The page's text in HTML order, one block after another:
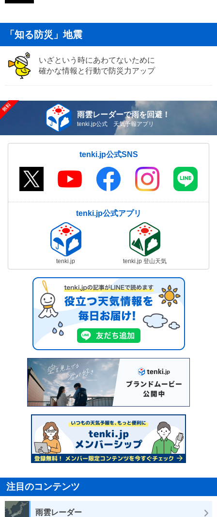
「知る防災」地震
いざという時にあわてないために
確かな情報と行動で防災力アップ
雨雲レーダーで雨を回避！
tenki.jp公式 天気予報アプリ
tenki.jp公式SNS
tenki.jp公式アプリ
tenki.jp tenki.jp 登山天気
注目のコンテンツ
雨雲レーダー